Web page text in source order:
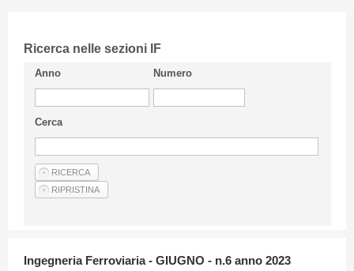
CIFI in breve
Linee Guida
Privacy Policy
Articoli
Ricerca nelle sezioni IF
Anno Numero
Cerca
Ingegneria Ferroviaria - GIUGNO - n.6 anno 2023